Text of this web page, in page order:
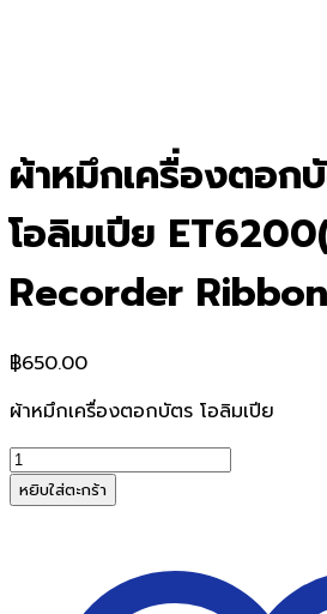
ผ้าหมึกเครื่องตอก
โอลิมเปีย
Recorder
฿650.00
ผ้าหมึกเครื่องตอกบัตร โอลิมเปีย
จำนวน
ผ้า
หมึก
หยิบใส่ตะกร้า